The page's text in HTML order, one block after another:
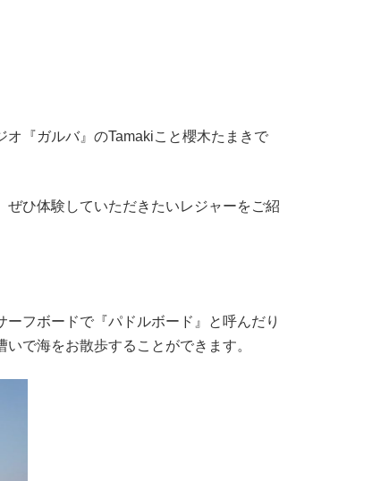
『ガルバ』のTamakiこと櫻木たまきで
ひ体験していただきたいレジャーをご紹
フボードで『パドルボード』と呼んだり
で海をお散歩することができます。